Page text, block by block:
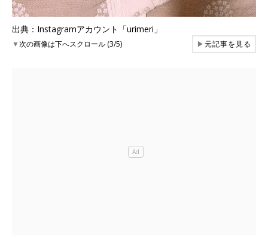
出典：Instagramアカウント「urimeri」
▼次の画像は下へスクロール (3/5) ▶元記事を見る